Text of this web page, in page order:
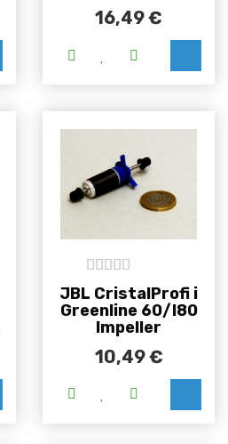
16,49€
out of 5
JBL CristalProfi i
Greenline 60/I80
Impeller
10,49€